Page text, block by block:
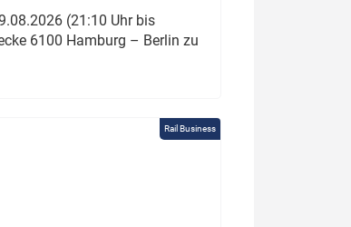
(21:10 Uhr bis
6100 Hamburg – Berlin zu
Rail Business